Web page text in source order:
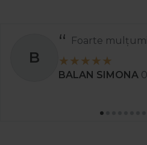
B
Foarte
BALAN SIMONA